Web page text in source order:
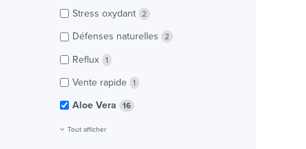
Stress oxydant 2
Défenses naturelles 2
Reflux 1
Vente rapide 1
Aloe Vera 16
Tout afficher